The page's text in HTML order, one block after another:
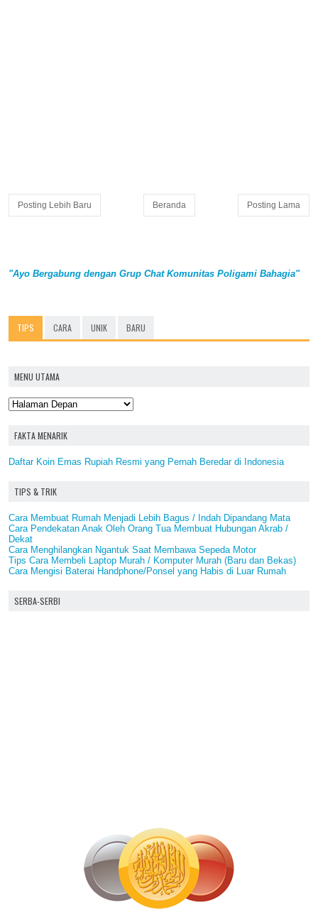
Posting Lebih Baru Posting Lama
Beranda
"Ayo Bergabung dengan Grup Chat Komunitas Poligami Bahagia"
TIPS CARA UNIK BARU
MENU UTAMA
FAKTA MENARIK
Daftar Koin Emas Rupiah Resmi yang Pernah Beredar di Indonesia
TIPS & TRIK
Cara Membuat Rumah Menjadi Lebih Bagus / Indah Dipandang Mata
Cara Pendekatan Anak Oleh Orang Tua Membuat Hubungan Akrab /
Dekat
Cara Menghilangkan Ngantuk Saat Membawa Sepeda Motor
Tips Cara Membeli Laptop Murah / Komputer Murah (Baru dan Bekas)
Cara Mengisi Baterai Handphone/Ponsel yang Habis di Luar Rumah
SERBA-SERBI